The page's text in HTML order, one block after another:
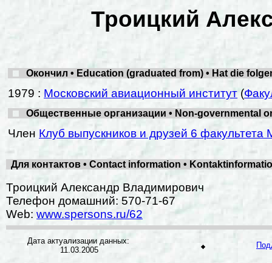
Троицкий
Окончил • Education (graduated from) • Hat die
1979 : Московский авиационный институт(
Общественные организации • Non-governmental
Член Клуб выпускников и друзей 6 факультета
Для контактов • Contact information •
Троицкий Александр Владимирович
Телефон домашний: 570-71-67
Web: www.spersons.ru/62
Дата актуализации данных:
11.03.2005